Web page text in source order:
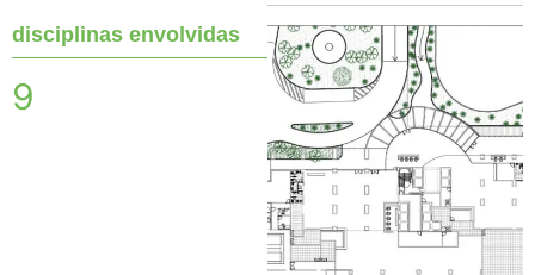
disciplinas envolvidas
9